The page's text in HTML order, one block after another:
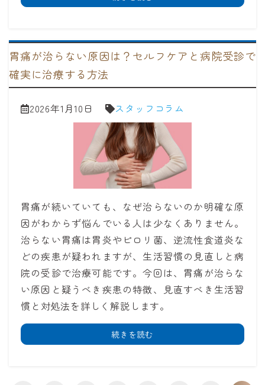
胃痛が治らない原因は？セルフケアと病院受診で
確実に治療する方法
2026年1月10日 スタッフコラム
胃痛が続いていても、なぜ治らないのか明確な原
因がわからず悩んでいる人は少なくありません。
治らない胃痛は胃炎やピロリ菌、逆流性食道炎な
どの疾患が疑われますが、生活習慣の見直しと病
院の受診で治療可能です。今回は、胃痛が治らな
い原因と疑うべき疾患の特徴、見直すべき生活習
慣と対処法を詳しく解説します。
続きを読む